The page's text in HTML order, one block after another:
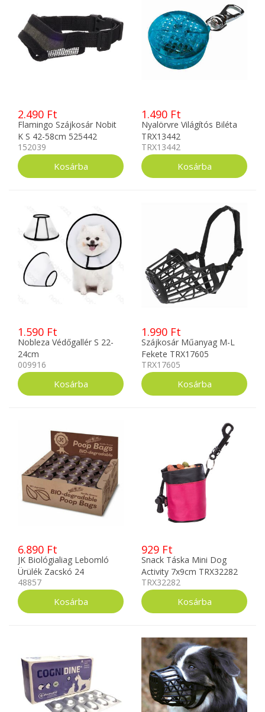
2.490 Ft
Flamingo Szájkosár Nobit
K S 42-58cm 525442
152039
1.490 Ft
Nyalörvre Világítós Biléta
TRX13442
TRX13442
1.590 Ft
Nobleza Védőgallér S 22-
24cm
009916
1.990 Ft
Szájkosár Műanyag M-L
Fekete TRX17605
TRX17605
6.890 Ft
JK Biológialiag Lebomló
Ürülék Zacskó 24
tekercs/karton 48857
48857
929 Ft
Snack Táska Mini Dog
Activity 7x9cm TRX32282
TRX32282